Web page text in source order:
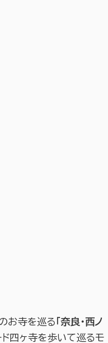
お寺を巡る 「奈良・西ノ
ド四ヶ寺を歩いて巡るモ